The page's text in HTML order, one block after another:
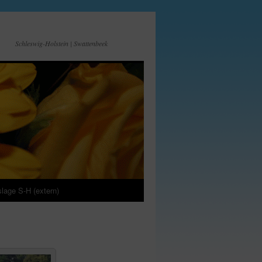
Schleswig-Holstein | Swattenbeek
S-H (extern)